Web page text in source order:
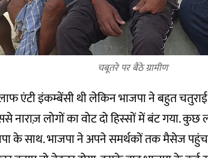
चबूतरे पर बैठे ग्रामीण
एंटी इंकम्बेंसी थी लेकिन भाजपा ने बहुत
नाराज़ लोगों का वोट दो हिस्सों में बंट गया.
के साथ. भाजपा ने अपने समर्थकों तक मैसेज